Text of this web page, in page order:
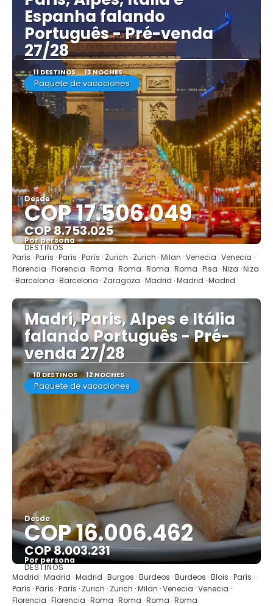
Espanha falando
Português - Pré-venda
27/28
11 DESTINOS 13 NOCHES
Paquete de vacaciones
Desde
COP 17.506.049
COP 8.753.025
Por persona
Ver
DESTINOS
París · París · París · París · Zurich · Zurich · Milan · Venecia · Venecia ·
Florencia · Florencia · Roma · Roma · Roma · Roma · Pisa · Niza · Niza
· Barcelona · Barcelona · Zaragoza · Madrid · Madrid · Madrid
Madri, Paris, Alpes e Itália
falando Português - Pré-
venda 27/28
10 DESTINOS 12 NOCHES
Paquete de vacaciones
Desde
COP 16.006.462
COP 8.003.231
Por persona
Ver
DESTINOS
Madrid · Madrid · Madrid · Burgos · Burdeos · Burdeos · Blois · París ·
París · París · París · Zurich · Zurich · Milan · Venecia · Venecia ·
Florencia · Florencia · Roma · Roma · Roma · Roma